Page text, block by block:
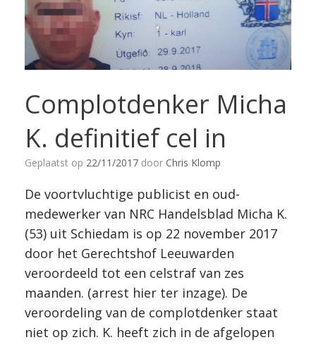
Complotdenker Micha
K. definitief cel in
Geplaatst op 22/11/2017 door Chris Klomp
De voortvluchtige publicist en oud-
medewerker van NRC Handelsblad Micha K.
(53) uit Schiedam is op 22 november 2017
door het Gerechtshof Leeuwarden
veroordeeld tot een celstraf van zes
maanden. (arrest hier ter inzage). De
veroordeling van de complotdenker staat
niet op zich. K. heeft zich in de afgelopen